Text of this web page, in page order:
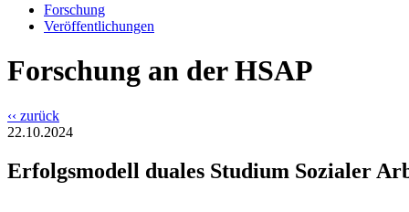
Forschung
Veröffentlichungen
Forschung an der HSAP
‹‹ zurück
22.10.2024
Erfolgsmodell duales Studium Sozialer